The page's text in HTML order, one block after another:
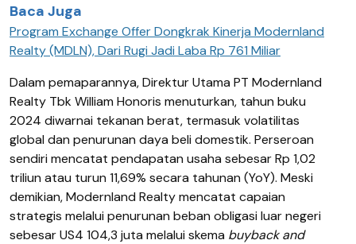
Baca Juga
Program Exchange Offer Dongkrak Kinerja Modernland
Realty (MDLN), Dari Rugi Jadi Laba Rp 761 Miliar
Dalam pemaparannya,Direktur Utama PT Modernland
Realty Tbk William Honoris menuturkan, tahun buku
2024 diwarnai tekanan berat, termasuk volatilitas
global dan penurunan daya beli domestik. Perseroan
sendiri mencatat pendapatan usaha sebesar Rp 1,02
triliun atau turun 11,69% secara tahunan (YoY). Meski
demikian, Modernland Realtymencatat capaian
strategis melalui penurunan beban obligasi luar negeri
sebesar US4 104,3 juta melalui skema buyback and